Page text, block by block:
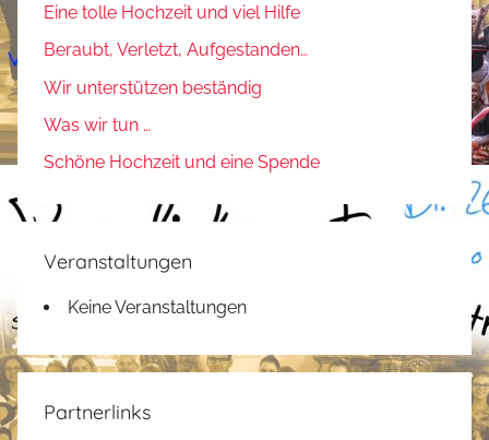
d
u
n
e
n
Eine tolle Hochzeit und viel Hilfe
Beraubt, Verletzt, Aufgestanden…
Wir unterstützen beständig
Was wir tun …
Schöne Hochzeit und eine Spende
Veranstaltungen
Keine Veranstaltungen
Partnerlinks